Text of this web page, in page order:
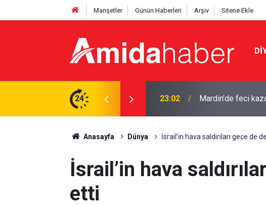
Manşetler Günün Haberleri Arşiv Sitene Ekle
24 22:50 Cumhurbaşkanı
Anasayfa Dünya İsrail’in hava saldırıları gece de
İsrail’in hava
etti